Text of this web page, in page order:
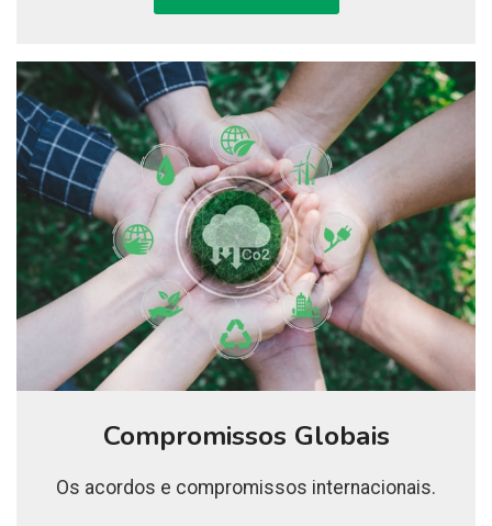
Compromissos Globais
Os acordos e compromissos internacionais.